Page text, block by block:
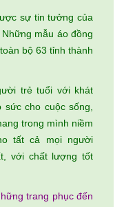
sự tin tưởng của
mẫu áo đồng
bộ 63 tỉnh thành
trẻ tuổi với khát
cho cuộc sống,
trong mình niềm
tất cả mọi người
với chất lượng tốt
trang phục đến